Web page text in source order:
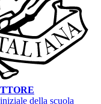
della scuola